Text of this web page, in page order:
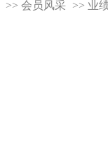
>> 会员风采 >> 业